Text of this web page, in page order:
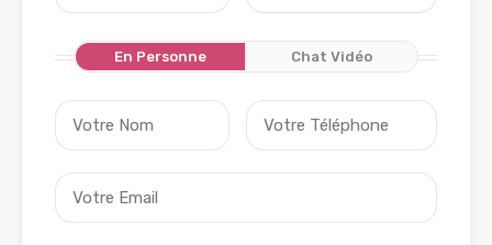
En Personne Chat Vidéo